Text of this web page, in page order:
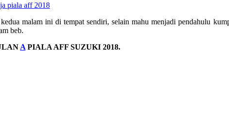
piala aff 2018
malam ini di tempat sendiri, selain mahu menjadi pendahulu
beb.
A PIALA AFF SUZUKI 2018.